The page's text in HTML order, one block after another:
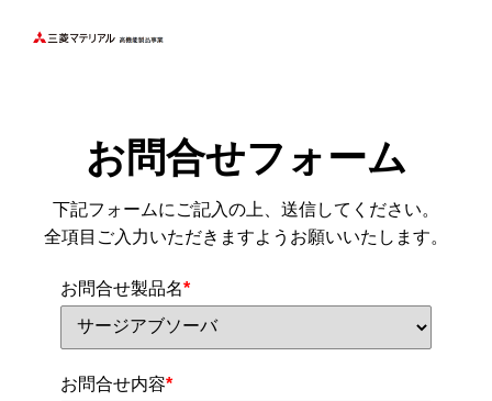
お問合せフォーム
下記フォームにご記入の上、送信してください。
全項目ご入力いただきますようお願いいたします。
お問合せ製品名*
お問合せ内容*